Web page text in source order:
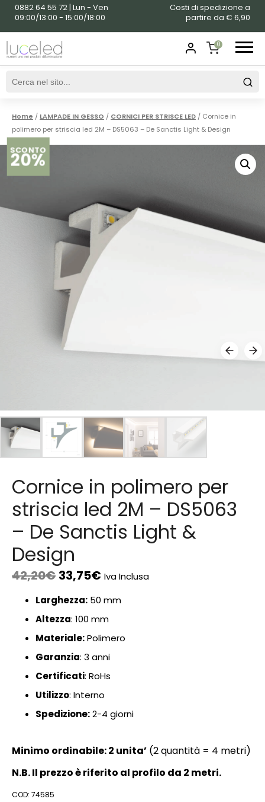
0882 64 55 72 | Lun - Ven
09:00/13:00 - 15:00/18:00
Costi di spedizione a
partire da € 6,90
0
SHOPPING
Home / LAMPADE IN GESSO / CORNICI PER STRISCE LED / Cornice in
polimero per striscia led 2M – DS5063 – De Sanctis Light & Design
SCONTO
20%
Cornice in polimero per
striscia led 2M – DS5063
– De Sanctis Light &
Design
42,20€ 33,75€ Iva Inclusa
Larghezza: 50 mm
Altezza: 100 mm
Materiale:Polimero
Garanzia: 3 anni
Certificati: RoHs
Utilizzo: Interno
Spedizione:2-4 giorni
Minimo ordinabile: 2 unita’ (2 quantità = 4 metri)
N.B. Il prezzo è riferito al profilo da 2 metri.
COD: 74585